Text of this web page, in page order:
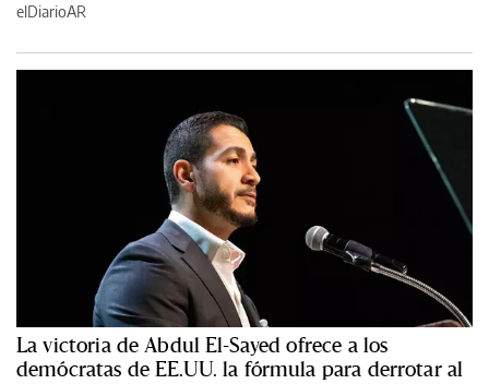
elDiarioAR
La victoria de Abdul El-Sayed ofrece a los
demócratas de EE.UU. la fórmula para derrotar al